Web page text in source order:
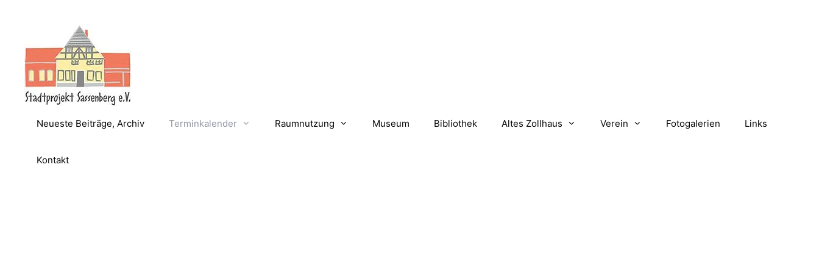
Neueste Beiträge, Archiv Terminkalender Raumnutzung Museum Bibliothek Altes Zollhaus Verein Fotogalerien Links
Kontakt